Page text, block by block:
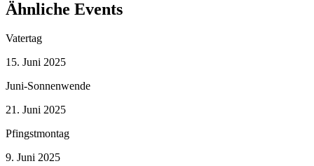
Ähnliche Events
Vatertag
15. Juni 2025
Juni-Sonnenwende
21. Juni 2025
Pfingstmontag
9. Juni 2025